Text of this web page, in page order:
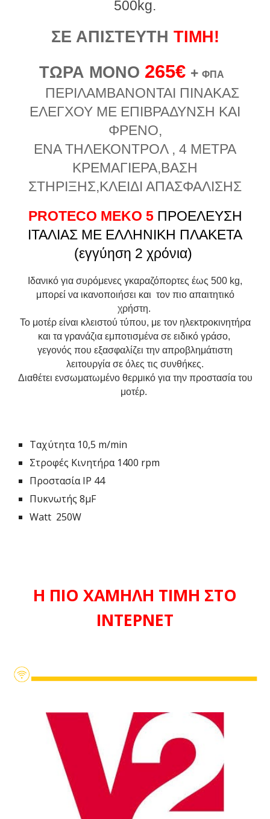
500kg.
ΣΕ ΑΠΙΣΤΕΥΤΗ ΤΙΜΗ!
ΤΩΡΑ ΜΟΝΟ 265€ + ΦΠΑ
ΠΕΡΙΛΑΜΒΑΝΟΝΤΑΙ ΠΙΝΑΚΑΣ
ΕΛΕΓΧΟΥ ΜΕ ΕΠΙΒΡΑΔΥΝΣΗ ΚΑΙ
ΦΡΕΝΟ,
ENA ΤΗΛΕΚΟΝΤΡΟΛ , 4 ΜΕΤΡΑ
ΚΡΕΜΑΓΙΕΡΑ,ΒΑΣΗ
ΣΤΗΡΙΞΗΣ,ΚΛΕΙΔΙ ΑΠΑΣΦΑΛΙΣΗΣ
PROTECO MEKO 5 ΠΡΟΕΛΕΥΣΗ
ΙΤΑΛΙΑΣ ΜΕ ΕΛΛΗΝΙΚΗ ΠΛΑΚΕΤΑ
(εγγύηση 2 χρόνια)
Ιδανικό για συρόμενες γκαραζόπορτες έως 500 kg,
μπορεί να ικανοποιήσει και τον πιο απαιτητικό
χρήστη.
Το μοτέρ είναι κλειστού τύπου, με τον ηλεκτροκινητήρα
και τα γρανάζια εμποτισμένα σε ειδικό γράσο,
γεγονός που εξασφαλίζει την απροβλημάτιστη
λειτουργία σε όλες τις συνθήκες.
Διαθέτει ενσωματωμένο θερμικό για την προστασία του
μοτέρ.
Ταχύτητα 10,5 m/min
Στροφές Κινητήρα 1400 rpm
Προστασία IP 44
Πυκνωτής 8μF
Watt 250W
Η ΠΙΟ ΧΑΜΗΛΗ ΤΙΜΗ ΣΤΟ
ΙΝΤΕΡΝΕΤ